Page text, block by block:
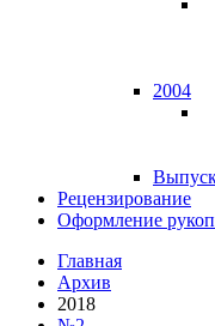
2004
Рецензирование
Оформление
Главная
Архив
2018